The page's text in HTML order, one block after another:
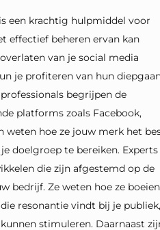
een krachtig hulpmiddel voor
effectief beheren ervan kan
van je social media
je profiteren van hun
begrijpen de
platforms zoals Facebook,
weten hoe ze jouw merk het
doelgroep te bereiken. Experts
die zijn afgestemd op de
bedrijf. Ze weten hoe ze
resonantie vindt bij je publiek,
stimuleren. Daarnaast